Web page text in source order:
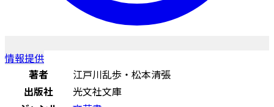
情報提供
著者
江戸川乱歩・松本清張
出版社
光文社文庫